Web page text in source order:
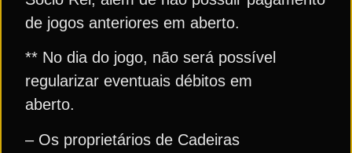
de jogos anteriores em aberto.
** No dia do jogo, não será possível
regularizar eventuais débitos em
aberto.
– Os proprietários de Cadeiras